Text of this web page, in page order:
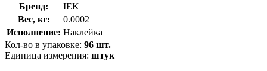
Бренд:
IEK
Вес, кг:
0.0002
Исполнение: Наклейка
Кол-во в упаковке: 96 шт.
Единица измерения: штук